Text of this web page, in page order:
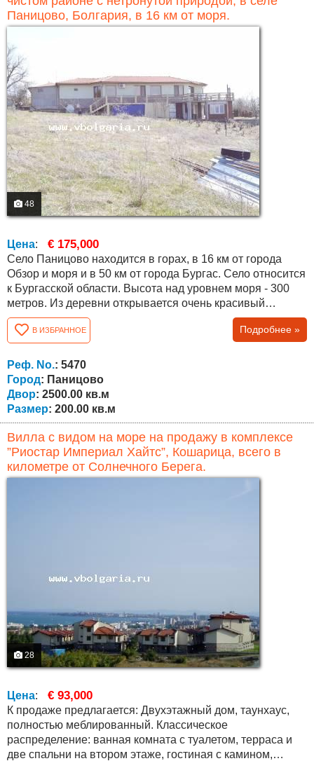
Паницово, Болгария, в 16 км от моря.
48
Цена: € 175,000
Село Паницово находится в горах, в 16 км от города
Обзор и моря и в 50 км от города Бургас. Село относится
к Бургасской области. Высота над уровнем моря - 300
метров. Из деревни открывается очень красивый
панорамный вид на горы и окрестности. В окрестностях
растут вековые дубовые леса с грибами, лавандовыми
полями, виноградниками. Недалеко от села течет река с
обилием рыбы для любителей рыбалки. Дорога
вымощена булыжником в центре...
В ИЗБРАННОЕ Подробнее »
Реф. No.: 5470
Город: Паницово
Двор: 2500.00 кв.м
Размер: 200.00 кв.м
Вилла с видом на море на продажу в комплексе
”Риостар Империал Хайтс”, Кошарица, всего в
километре от Солнечного Берега.
28
Цена: € 93,000
К продаже предлагается: Двухэтажный дом, таунхаус,
полностью меблированный. Классическое
распределение: ванная комната с туалетом, терраса и
две спальни на втором этаже, гостиная с камином,